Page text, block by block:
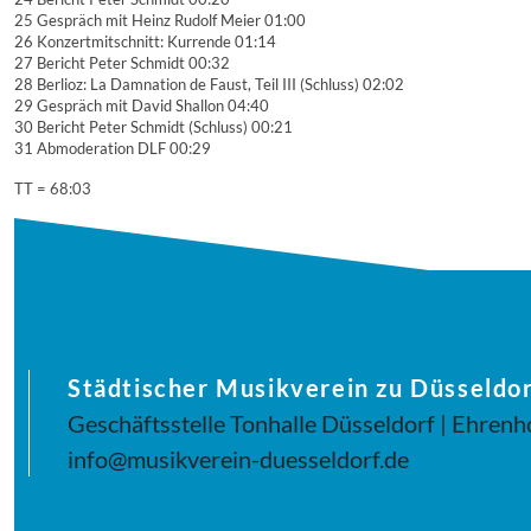
25 Gespräch mit Heinz Rudolf Meier 01:00
26 Konzertmitschnitt: Kurrende 01:14
27 Bericht Peter Schmidt 00:32
28 Berlioz: La Damnation de Faust, Teil III (Schluss) 02:02
29 Gespräch mit David Shallon 04:40
30 Bericht Peter Schmidt (Schluss) 00:21
31 Abmoderation DLF 00:29
TT = 68:03
Städtischer Musikverein zu
Geschäftsstelle Tonhalle Düsseldorf |
info@musikverein-duesseldorf.de